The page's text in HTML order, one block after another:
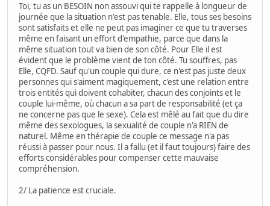
Toi, tu as un BESOIN non assouvi qui te rappelle à longueur de
journée que la situation n'est pas tenable. Elle, tous ses besoins
sont satisfaits et elle ne peut pas imaginer ce que tu traverses
même en faisant un effort d'empathie, parce que dans la
même situation tout va bien de son côté. Pour Elle il est
évident que le problème vient de ton côté. Tu souffres, pas
Elle, CQFD. Sauf qu'un couple qui dure, ce n'est pas juste deux
personnes qui s'aiment magiquement, c'est une relation entre
trois entités qui doivent cohabiter, chacun des conjoints et le
couple lui-même, où chacun a sa part de responsabilité (et ça
ne concerne pas que le sexe). Cela est mêlé au fait que du dire
même des sexologues, la sexualité de couple n'a RIEN de
naturel. Même en thérapie de couple ce message n'a pas
réussi à passer pour nous. Il a fallu (et il faut toujours) faire des
efforts considérables pour compenser cette mauvaise
compréhension.
2/ La patience est cruciale.